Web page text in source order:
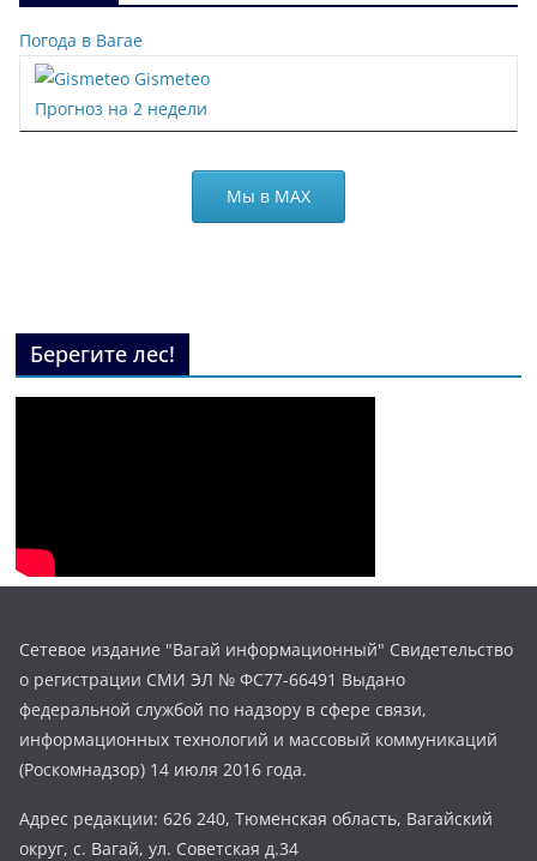
Погода в Вагае
Gismeteo
Прогноз на 2 недели
Мы в МАХ
Берегите лес!
Сетевое издание "Вагай информационный" Свидетельство
о регистрации СМИ ЭЛ № ФС77-66491 Выдано
федеральной службой по надзору в сфере связи,
информационных технологий и массовый коммуникаций
(Роскомнадзор) 14 июля 2016 года.
Адрес редакции: 626 240, Тюменская область, Вагайский
округ, с. Вагай, ул. Советская д.34